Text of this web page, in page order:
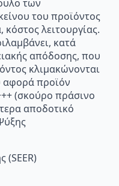
των
του προϊόντος
κόστος λειτουργίας.
κατά
απόδοσης, που
κλιμακώνονται
αφορά προϊόν
(σκούρο πράσινο
αποδοτικό
(SEER)